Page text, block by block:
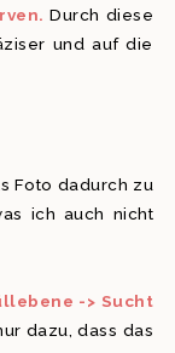
Durch diese
und auf die
Foto dadurch zu
ich auch nicht
-> Sucht
dazu, dass das